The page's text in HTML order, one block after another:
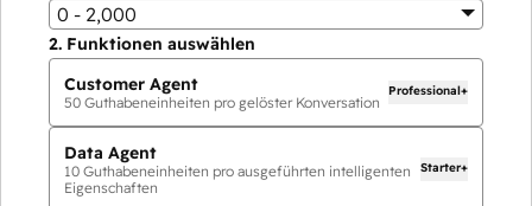
0 - 2,000
2. Funktionen auswählen
Customer Agent
50 Guthabeneinheiten pro gelöster Konversation
Professional+
Data Agent
10 Guthabeneinheiten pro ausgeführten intelligenten
Eigenschaften
Starter+